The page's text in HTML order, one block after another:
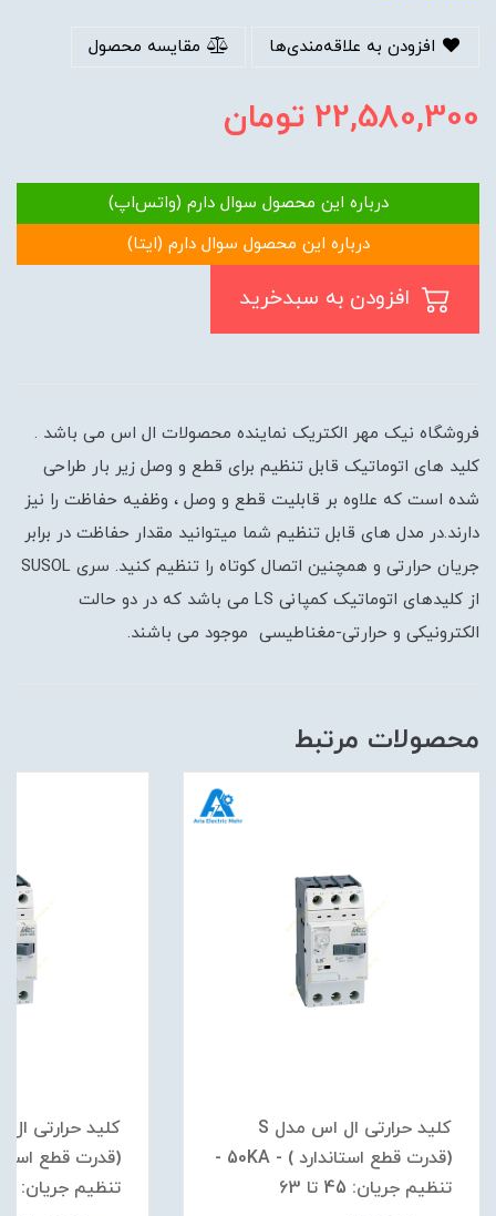
افزودن به علاقه‌مندی‌ها مقایسه محصول
22,580,300تومان
درباره این محصول سوال دارم (واتس‌اپ)
درباره این محصول سوال دارم (ایتا)
فروشگاه نیک مهر الکتریک نماینده محصولات ال اس می باشد .
کلید های اتوماتیک قابل تنظیم برای قطع و وصل زیر بار طراحی
شده است که علاوه بر قابلیت قطع و وصل ، وظفیه حفاظت را نیز
دارند.در مدل های قابل تنظیم شما میتوانید مقدار حفاظت در برابر
جریان حرارتی و همچنین اتصال کوتاه را تنظیم کنید. سری SUSOL
از کلیدهای اتوماتیک کمپانی LS می باشد که در دو حالت
الکترونیکی و حرارتی-مغناطیسی موجود می باشند.
محصولات مرتبط
کلید حرارتی ال اس مدل S
(قدرت قطع استاندارد ) - 50KA -
تنظیم جریان: 45 تا 63
تنظیم جریان: 34 تا 50